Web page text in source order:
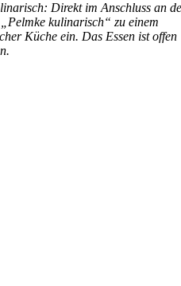
Direkt im Anschluss an
kulinarisch“ zu einem
Küche ein. Das Essen ist offen